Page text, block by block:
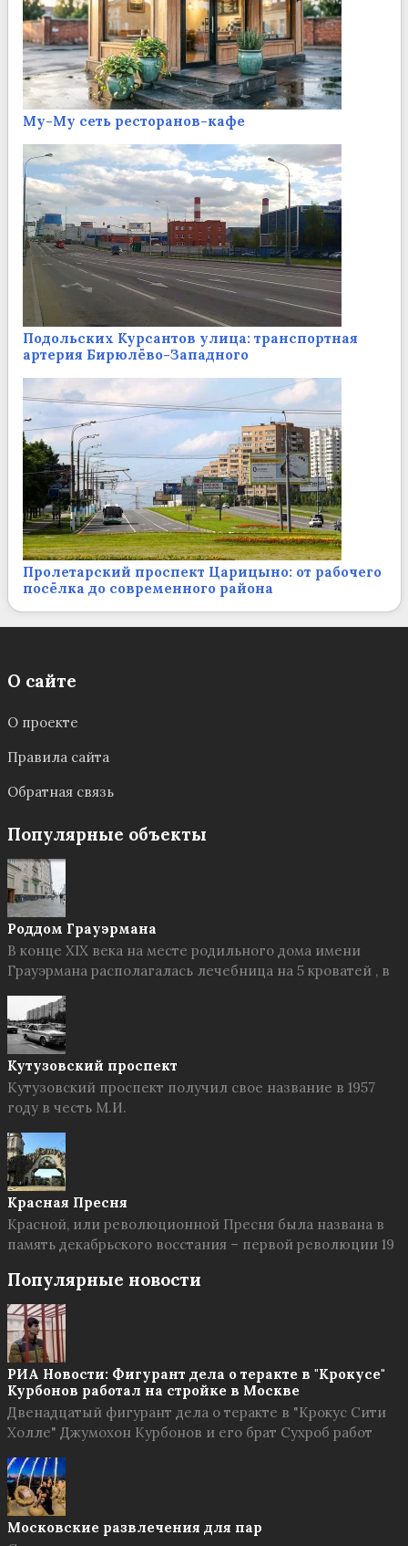
Му-Му сеть ресторанов-кафе
Подольских Курсантов улица: транспортная
артерия Бирюлёво-Западного
Пролетарский проспект Царицыно: от рабочего
посёлка до современного района
О сайте
О проекте
Правила сайта
Обратная связь
Популярные объекты
Роддом Грауэрмана
В конце XIX века на месте родильного дома имени
Грауэрмана располагалась лечебница на 5 кроватей , в
Кутузовский проспект
Кутузовский проспект получил свое название в 1957
году в честь М.И.
Красная Пресня
Красной, или революционной Пресня была названа в
память декабрьского восстания – первой революции 19
Популярные новости
РИА Новости: Фигурант дела о теракте в "Крокусе"
Курбонов работал на стройке в Москве
Двенадцатый фигурант дела о теракте в "Крокус Сити
Холле" Джумохон Курбонов и его брат Сухроб работ
Московские развлечения для пар